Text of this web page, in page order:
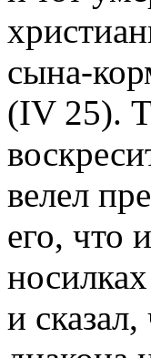
сына-
(IV 25).
велел
его, что
и